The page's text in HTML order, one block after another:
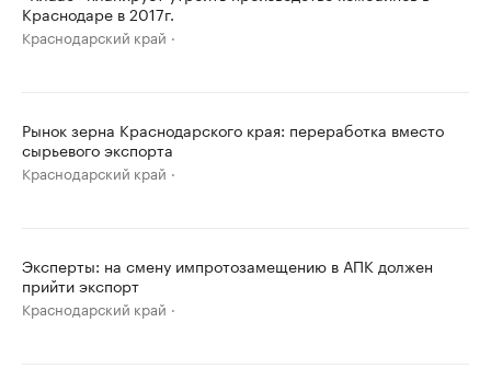
Краснодаре в 2017г.
Краснодарский край
Рынок зерна Краснодарского края: переработка вместо
сырьевого экспорта
Краснодарский край
Эксперты: на смену импротозамещению в АПК должен
прийти экспорт
Краснодарский край